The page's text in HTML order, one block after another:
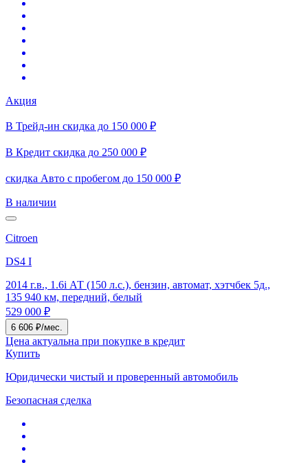
Акция
В Трейд-ин скидка до 150 000 ₽
В Кредит скидка до 250 000 ₽
скидка Авто с пробегом до 150 000 ₽
В наличии
Citroen
DS4 I
2014 г.в., 1.6i АТ (150 л.с.), бензин, автомат, хэтчбек 5д.,
135 940 км, передний, белый
529 000 ₽
6 606 ₽/мес.
Цена актуальна при покупке в кредит
Купить
Юридически чистый и проверенный автомобиль
Безопасная сделка